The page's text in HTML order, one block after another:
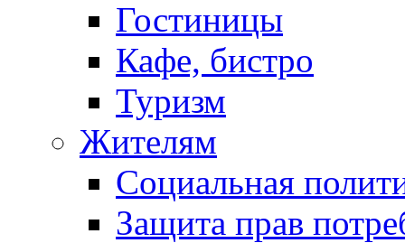
Гостиницы
Кафе, бистро
Туризм
Жителям
Социальная
Защита прав